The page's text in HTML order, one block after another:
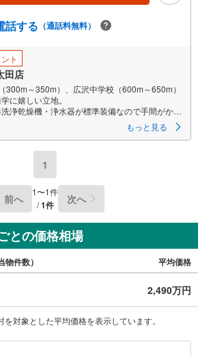
話する （通話料無料）
ト
田店
300m～350m）、広沢中学校（600m～650m）
に嬉しい立地。
浄乾燥機・浄水器が標準装備なので手間がかか
とりある生活を送ることができます。
もっと見る
1
前へ 1〜1件
/1件 次へ
との価格相場
物件数） 平均価格
2,490万円
対象とした平均価格を表示しています。